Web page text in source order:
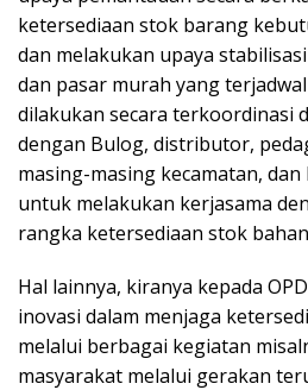
ketersediaan stok barang
dan melakukan upaya
dan pasar murah yang
dilakukan secara terkoordinasi
dengan Bulog, distributor,
masing-masing kecamatan,
untuk melakukan kerjasama
rangka ketersediaan stok
Hal lainnya, kiranya kepada
inovasi dalam menjaga
melalui berbagai kegiatan
masyarakat melalui gerakan